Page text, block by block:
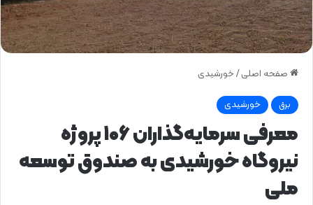
صفحه اصلی /خورشیدی
برق خورشیدی
معرفی سرمایه‌گذاران ۱۰۶ پروژه
نیروگاه خورشیدی به صندوق توسعه
ملی